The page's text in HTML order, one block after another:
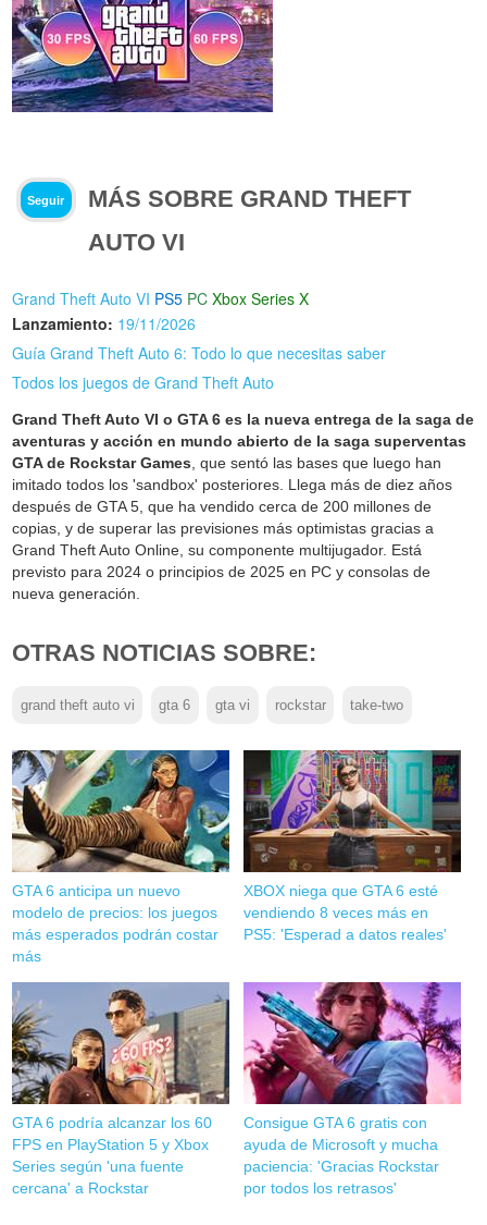
Seguir
MÁS SOBRE GRAND THEFT
AUTO VI
Grand Theft Auto VI PS5 PC Xbox Series X
Lanzamiento: 19/11/2026
Guía Grand Theft Auto 6: Todo lo que necesitas saber
Todos los juegos de Grand Theft Auto
Grand Theft Auto VI o GTA 6 es la nueva entrega de la saga de
aventuras y acción en mundo abierto de la saga superventas
GTA de Rockstar Games , que sentó las bases que luego han
imitado todos los 'sandbox' posteriores. Llega más de diez años
después de GTA 5, que ha vendido cerca de 200 millones de
copias, y de superar las previsiones más optimistas gracias a
Grand Theft Auto Online, su componente multijugador. Está
previsto para 2024 o principios de 2025 en PC y consolas de
nueva generación.
OTRAS NOTICIAS SOBRE:
grand theft auto vi gta 6 gta vi rockstar take-two
GTA 6 anticipa un nuevo
modelo de precios: los juegos
más esperados podrán costar
más
XBOX niega que GTA 6 esté
vendiendo 8 veces más en
PS5: 'Esperad a datos reales'
GTA 6 podría alcanzar los 60
FPS en PlayStation 5 y Xbox
Series según 'una fuente
cercana' a Rockstar
Consigue GTA 6 gratis con
ayuda de Microsoft y mucha
paciencia: 'Gracias Rockstar
por todos los retrasos'